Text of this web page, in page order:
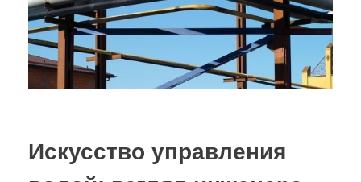
Искусство управления